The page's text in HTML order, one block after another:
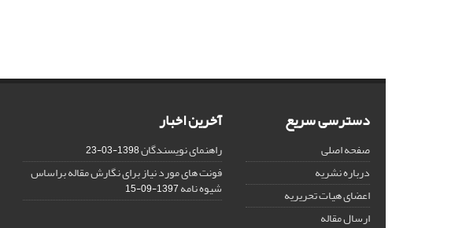
دسترسی سریع
صفحه اصلی
درباره نشریه
اعضای هیات تحریریه
ارسال مقاله
آخرین اخبار
راهنمای نویسندگان1398-03-23
فونت های مورد نیاز برای نگارش مقاله براساس
شیوه نامه1397-09-15